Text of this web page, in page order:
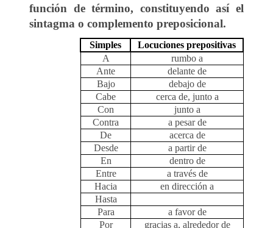
función de término, constituyendo así el
sintagma o complemento preposicional.
Simples
Locuciones prepositivas
A
rumbo a
Ante
delante de
Bajo
debajo de
Cabe
cerca de, junto a
Con
junto a
Contra
a pesar de
De
acerca de
Desde
a partir de
En
dentro de
Entre
a través de
Hacia
en dirección a
Hasta
Para
a favor de
Por
gracias a, alrededor de